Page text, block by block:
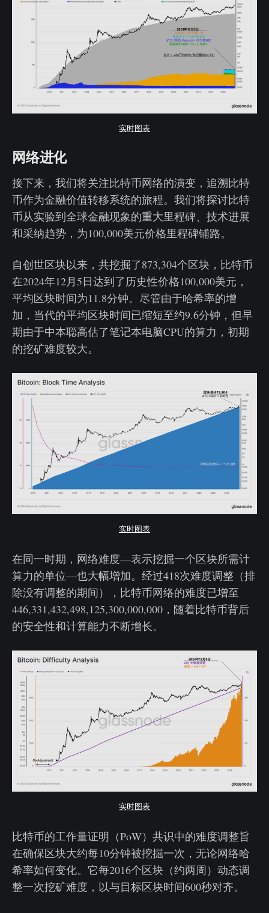
实时图表
网络进化
接下来，我们将关注比特币网络的演变，追溯比特
币作为金融价值转移系统的旅程。我们将探讨比特
币从实验到全球金融现象的重大里程碑、技术进展
和采纳趋势，为100,000美元价格里程碑铺路。
自创世区块以来，共挖掘了873,304个区块，比特币
在2024年12月5日达到了历史性价格100,000美元，
平均区块时间为11.8分钟。尽管由于哈希率的增
加，当代的平均区块时间已缩短至约9.6分钟，但早
期由于中本聪高估了笔记本电脑CPU的算力，初期
的挖矿难度较大。
实时图表
在同一时期，网络难度—表示挖掘一个区块所需计
算力的单位—也大幅增加。经过418次难度调整（排
除没有调整的期间），比特币网络的难度已增至
446,331,432,498,125,300,000,000，随着比特币背后
的安全性和计算能力不断增长。
实时图表
比特币的工作量证明（PoW）共识中的难度调整旨
在确保区块大约每10分钟被挖掘一次，无论网络哈
希率如何变化。它每2016个区块（约两周）动态调
整一次挖矿难度，以与目标区块时间600秒对齐。